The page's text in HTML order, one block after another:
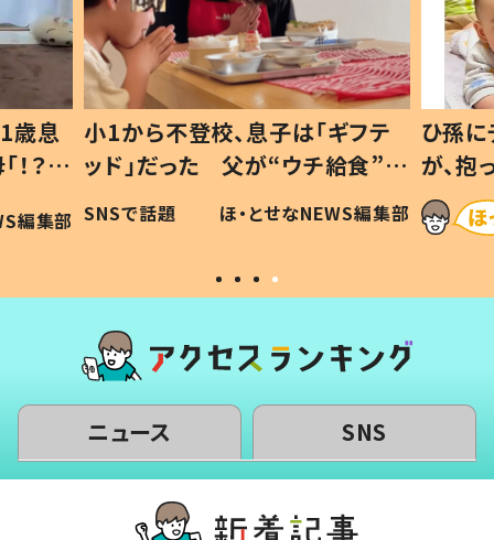
フテ
食”を
編集部
ひ孫にデレデレな80歳じいじ
が、抱っこすると…ひ孫の反応に
「涙が出ました」「可愛くて仕方な
い」
ほ・とせなNEWS編集部
ニュース SNS